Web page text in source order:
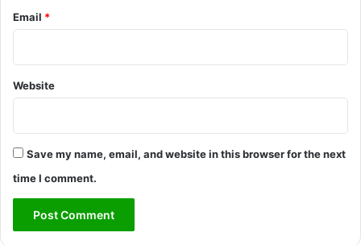
Email *
Website
Save my name, email, and website in this browser for the next
time I comment.